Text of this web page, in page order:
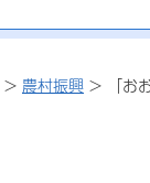
> 農村振興 > 「お